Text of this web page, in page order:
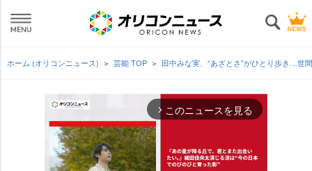
ホーム (オリコンニュース) 芸能 TOP 田中みな実、“あざとさ”がひとり歩き…世
arrow_forward_ios このニュースを見る